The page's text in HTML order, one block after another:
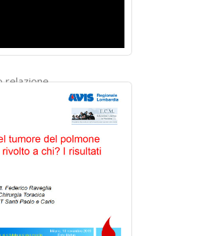
relazione